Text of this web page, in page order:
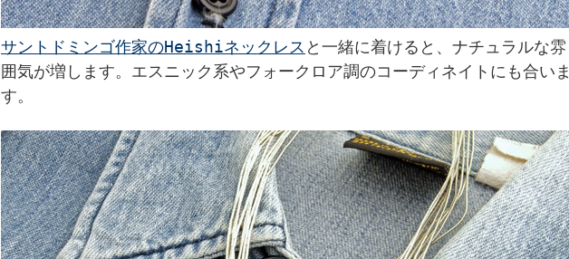
サントドミンゴ作家のHeishiネックレス と一緒に着けると、ナチュラルな雰
囲気が増します。エスニック系やフォークロア調のコーディネイトにも合いま
す。